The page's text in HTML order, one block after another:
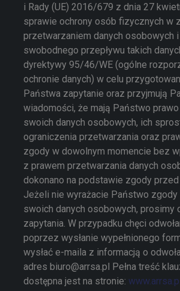
i Rady (UE) 2016/679 z dnia 27
sprawie ochrony osób fizycznych w
przetwarzaniem danych osobowych
swobodnego przepływu takich
dyrektywy 95/46/WE (ogólne
ochronie danych) w celu
Państwa zapytanie oraz przyjmują
wiadomości, że mają Państwo
swoich danych osobowych, ich
ograniczenia przetwarzania oraz
zgody w dowolnym momencie bez
z prawem przetwarzania danych
dokonano na podstawie zgody przed
Jeżeli nie wyrażacie Państwo zgody
swoich danych osobowych, prosimy
zapytania. W przypadku chęci
poprzez wysłanie wypełnionego
wysłać e-maila z informacją o
adres biuro@arrsa.pl Pełna treść
dostępna jest na stronie: